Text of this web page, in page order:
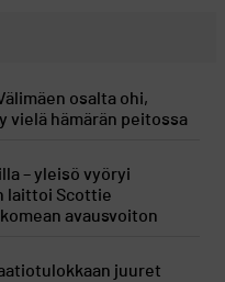
osalta ohi,
vielä hämärän peitossa
– yleisö vyöryi
laittoi Scottie
avausvoiton
juuret